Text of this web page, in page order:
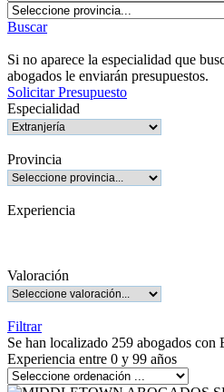
Buscar
Si no aparece la especialidad que
abogados le enviarán presupuestos.
Solicitar Presupuesto
Especialidad
Provincia
Experiencia
Valoración
Filtrar
Se han localizado 259 abogados con
Experiencia entre 0 y 99 años